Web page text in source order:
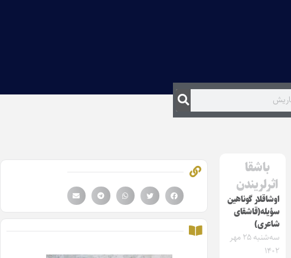
باشقا
اثرلریندن
اوشاقلار گوناهین
سؤیله(قاشقای
شاعری)
سه‌شنبه ۲۵ مهر
۱۴۰۲